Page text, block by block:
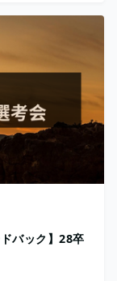
バック】28卒